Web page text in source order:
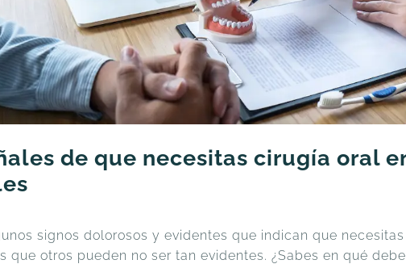
de que necesitas cirugía oral
signos dolorosos y evidentes que indican que
que otros pueden no ser tan evidentes. ¿Sabes en qué